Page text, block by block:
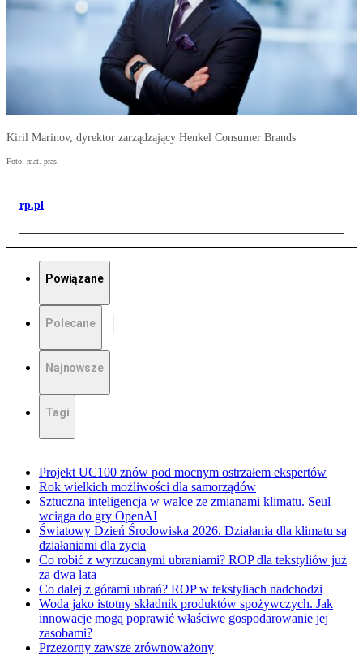
Kiril Marinov, dyrektor zarządzający Henkel Consumer Brands
Foto: mat. pras.
rp.pl
Powiązane
Polecane
Najnowsze
Tagi
Projekt UC100 znów pod mocnym ostrzałem ekspertów
Rok wielkich możliwości dla samorządów
Sztuczna inteligencja w walce ze zmianami klimatu. Seul
wciąga do gry OpenAI
Światowy Dzień Środowiska 2026. Działania dla klimatu są
działaniami dla życia
Co robić z wyrzucanymi ubraniami? ROP dla tekstyliów już
za dwa lata
Co dalej z górami ubrań? ROP w tekstyliach nadchodzi
Woda jako istotny składnik produktów spożywczych. Jak
innowacje mogą poprawić właściwe gospodarowanie jej
zasobami?
Przezorny zawsze zrównoważony